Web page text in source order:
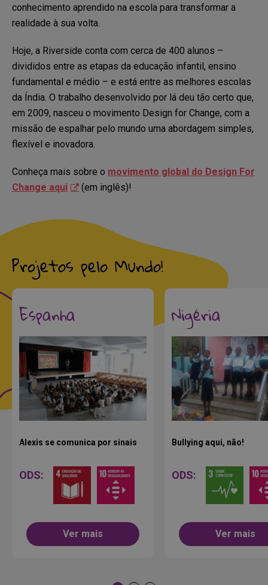
conhecimento aprendido na escola para transformar a
realidade à sua volta.
Hoje, a Riverside conta com cerca de 400 alunos –
divididos entre as etapas da educação infantil, ensino
fundamental e médio – e está entre as melhores escolas
da Índia. O trabalho desenvolvido por lá deu tão certo que,
em 2009, nasceu o movimento Design for Change, com a
missão de espalhar pelo mundo uma abordagem simples,
flexível e inovadora.
Conheça mais sobre o movimento global do Design For
Change aqui
(em inglês)!
Projetos pelo Mundo!
Espanha
Alexis se comunica por sinais
ODS:
Ver mais
Nigéria
Bullying aqui, não!
ODS:
Ver mais